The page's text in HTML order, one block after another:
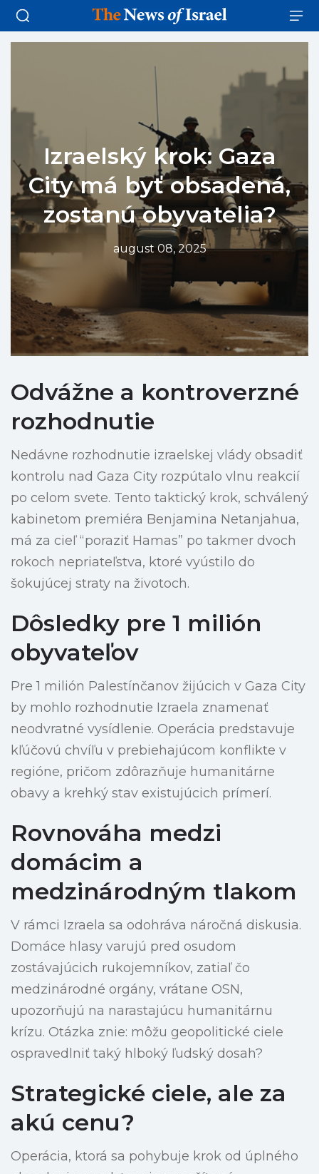
Izraelský krok: Gaza
City má byť obsadená,
zostanú obyvatelia?
august 08, 2025
Odvážne a kontroverzné
rozhodnutie
Nedávne rozhodnutie izraelskej vlády obsadiť
kontrolu nad Gaza City rozpútalo vlnu reakcií
po celom svete. Tento taktický krok, schválený
kabinetom premiéra Benjamina Netanjahua,
má za cieľ “poraziť Hamas” po takmer dvoch
rokoch nepriateľstva, ktoré vyústilo do
šokujúcej straty na životoch.
Dôsledky pre 1 milión
obyvateľov
Pre 1 milión Palestínčanov žijúcich v Gaza City
by mohlo rozhodnutie Izraela znamenať
neodvratné vysídlenie. Operácia predstavuje
kľúčovú chvíľu v prebiehajúcom konflikte v
regióne, pričom zdôrazňuje humanitárne
obavy a krehký stav existujúcich prímerí.
Rovnováha medzi
domácim a
medzinárodným tlakom
V rámci Izraela sa odohráva náročná diskusia.
Domáce hlasy varujú pred osudom
zostávajúcich rukojemníkov, zatiaľ čo
medzinárodné orgány, vrátane OSN,
upozorňujú na narastajúcu humanitárnu
krízu. Otázka znie: môžu geopolitické ciele
ospravedlniť taký hlboký ľudský dosah?
Strategické ciele, ale za
akú cenu?
Operácia, ktorá sa pohybuje krok od úplného